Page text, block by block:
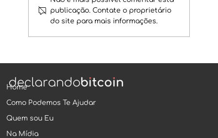
CNAE - A certidão de nascimento
publicação. Contate o proprietário
do site para mais informações.
Home
Como Podemos Te Ajudar
Quem sou Eu
Na Mídia